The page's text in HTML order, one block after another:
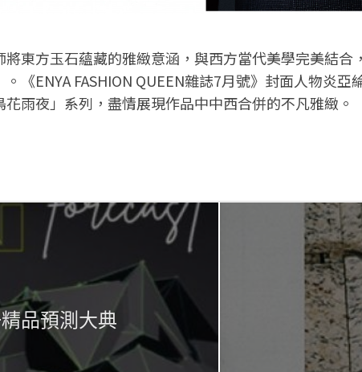
將東方玉石蘊藏的雅緻意涵，與西方當代美學完美結合
。《ENYA FASHION QUEEN雜誌7月號》封面人物炎
雨夜」系列，盡情展現作品中中西合併的不凡雅緻。
品預測大典